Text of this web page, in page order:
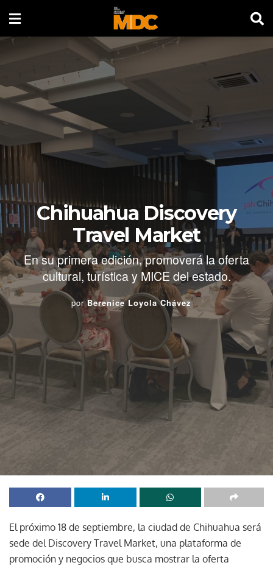
Chihuahua Discovery
Travel Market
En su primera edición, promoverá la oferta
cultural, turística y MICE del estado.
por Berenice Loyola Chávez
El próximo 18 de septiembre, la ciudad de Chihuahua será
sede del Discovery Travel Market, una plataforma de
promoción y negocios que busca mostrar la oferta